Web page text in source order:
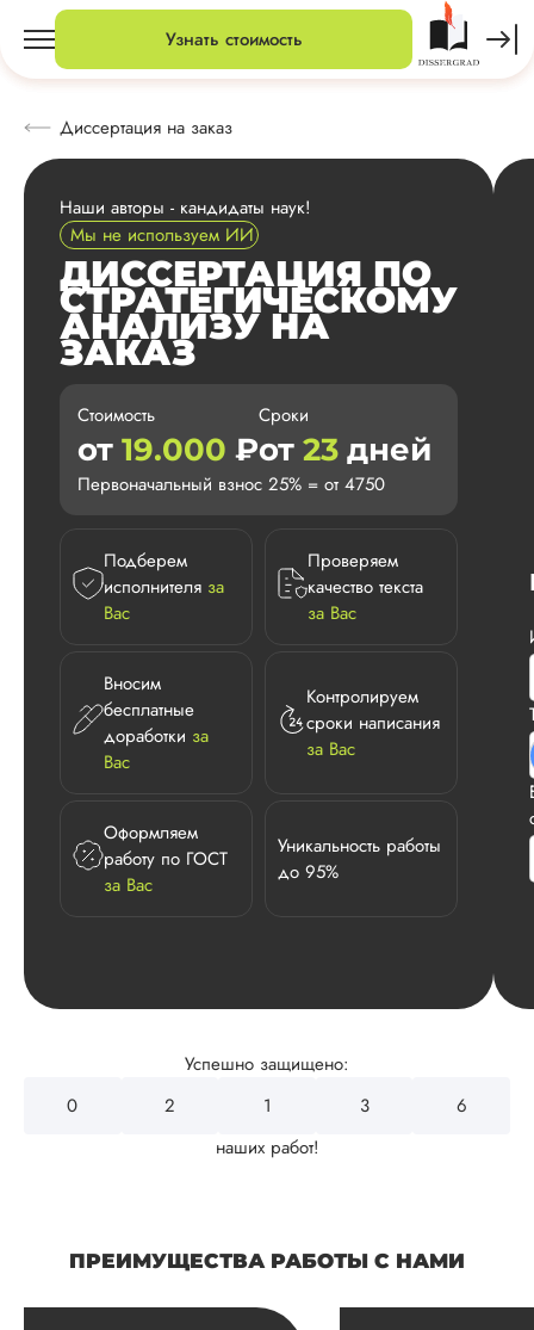
Узнать стоимость
Диссертация на заказ
Наши авторы - кандидаты наук!
Мы не используем ИИ
ДИССЕРТАЦИЯ ПО
СТРАТЕГИЧЕСКОМУ
АНАЛИЗУ НА
ЗАКАЗ
Стоимость
от 19.000 ₽
Сроки
от 23 дней
Первоначальный взнос 25% = от 4750
Подберем
исполнителя за
Вас
Проверяем
качество текста
за Вас
Вносим
бесплатные
доработки за
Вас
Контролируем
сроки написания
за Вас
Оформляем
работу по ГОСТ
за Вас
Уникальность работы
до 95%
Успешно защищено:
2
3
4
2
0
наших работ!
ПРЕИМУЩЕСТВА РАБОТЫ С НАМИ